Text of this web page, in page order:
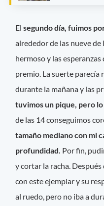
Elsegundo día, fuimos
alrededor de las nueve de
hermoso y las
premio. La suerte parecía
durante la mañana y las
tuvimos un pique, pero lo
de las 14 conseguimos
tamaño mediano con mi
profundidad. Por fin,
y cortar la racha.
con este ejemplar y su
al ruedo, pero no iba a